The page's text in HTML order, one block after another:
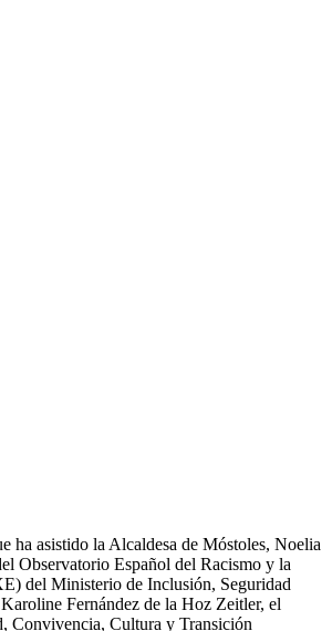
ha asistido la Alcaldesa de Móstoles, Noelia
Observatorio Español del Racismo y la
del Ministerio de Inclusión, Seguridad
Fernández de la Hoz Zeitler, el
Convivencia, Cultura y Transición